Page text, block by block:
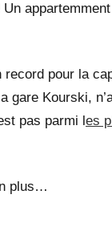
pour la
gare Kourski,
pas parmi l es
plus…